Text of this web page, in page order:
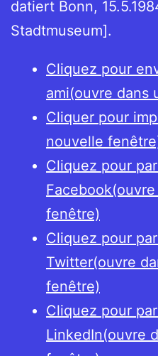
datiert Bonn,
Stadtmuseum].
Cliquez pour
ami(ouvre dans
Cliquer pour
nouvelle
Cliquez pour
fenêtre)
Cliquez pour
Twitter(ouvre
fenêtre)
Cliquez pour
LinkedIn(ouvre